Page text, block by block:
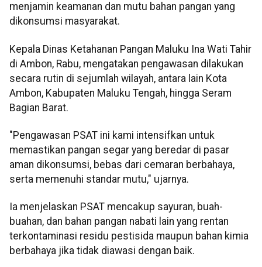
menjamin keamanan dan mutu bahan pangan yang
dikonsumsi masyarakat.
Kepala Dinas Ketahanan Pangan Maluku Ina Wati Tahir
di Ambon, Rabu, mengatakan pengawasan dilakukan
secara rutin di sejumlah wilayah, antara lain Kota
Ambon, Kabupaten Maluku Tengah, hingga Seram
Bagian Barat.
"Pengawasan PSAT ini kami intensifkan untuk
memastikan pangan segar yang beredar di pasar
aman dikonsumsi, bebas dari cemaran berbahaya,
serta memenuhi standar mutu," ujarnya.
Ia menjelaskan PSAT mencakup sayuran, buah-
buahan, dan bahan pangan nabati lain yang rentan
terkontaminasi residu pestisida maupun bahan kimia
berbahaya jika tidak diawasi dengan baik.